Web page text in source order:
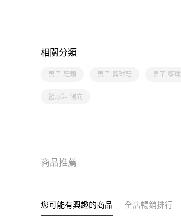
相關分類
男子 鞋類 男子 籃球鞋 男子 籃球
籃球鞋 側向
商品推薦
您可能有興趣的商品 全店暢銷排行